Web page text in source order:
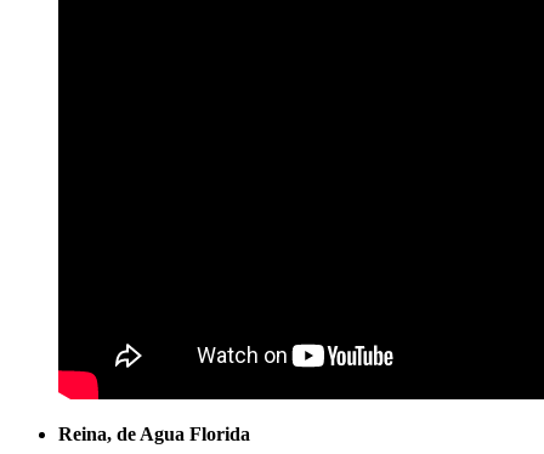
Reina, de Agua Florida